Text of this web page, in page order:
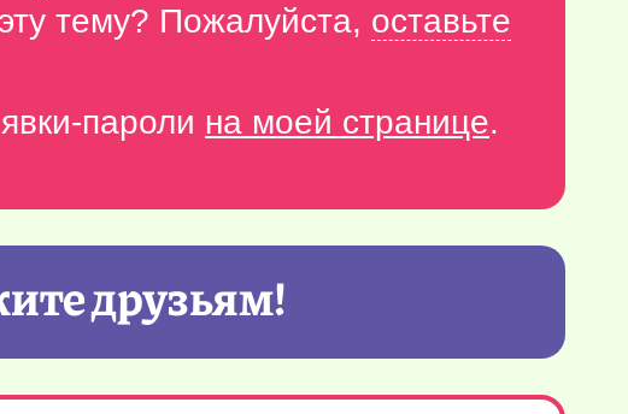
тему? Пожалуйста, оставьте
пароли на моей странице.
друзьям!